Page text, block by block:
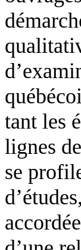
tant les
lignes
se